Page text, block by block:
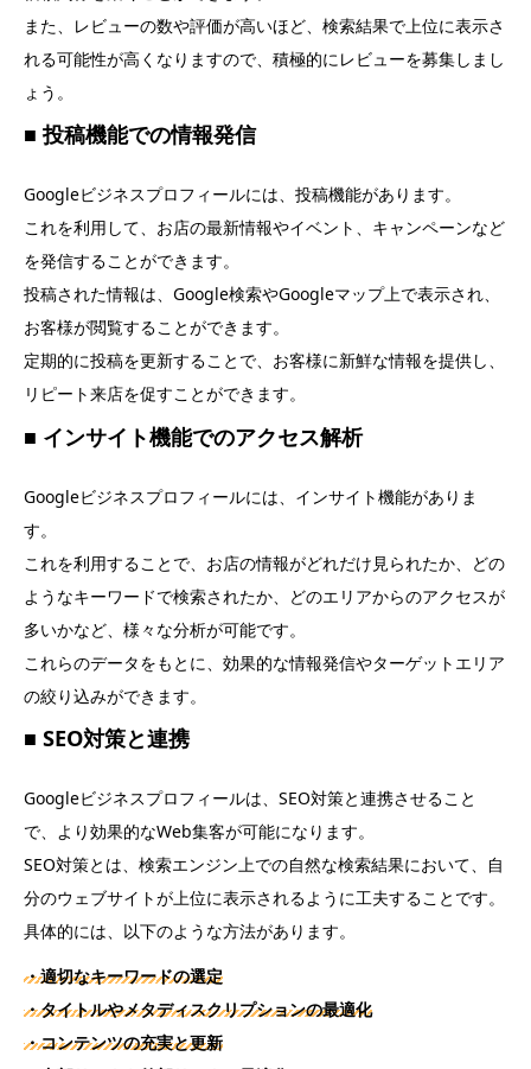
また、レビューの数や評価が高いほど、検索結果で上位に表示さ
れる可能性が高くなりますので、積極的にレビューを募集しまし
ょう。
■ 投稿機能での情報発信
Googleビジネスプロフィールには、投稿機能があります。
これを利用して、お店の最新情報やイベント、キャンペーンなど
を発信することができます。
投稿された情報は、Google検索やGoogleマップ上で表示され、
お客様が閲覧することができます。
定期的に投稿を更新することで、お客様に新鮮な情報を提供し、
リピート来店を促すことができます。
■ インサイト機能でのアクセス解析
Googleビジネスプロフィールには、インサイト機能がありま
す。
これを利用することで、お店の情報がどれだけ見られたか、どの
ようなキーワードで検索されたか、どのエリアからのアクセスが
多いかなど、様々な分析が可能です。
これらのデータをもとに、効果的な情報発信やターゲットエリア
の絞り込みができます。
■ SEO対策と連携
Googleビジネスプロフィールは、SEO対策と連携させること
で、より効果的なWeb集客が可能になります。
SEO対策とは、検索エンジン上での自然な検索結果において、自
分のウェブサイトが上位に表示されるように工夫することです。
具体的には、以下のような方法があります。
・適切なキーワードの選定
・タイトルやメタディスクリプションの最適化
・コンテンツの充実と更新